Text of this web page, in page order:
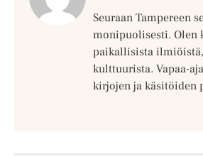
Seuraan Tampereen
monipuolisesti. Olen
paikallisista
kulttuurista. Vapaa-
kirjojen ja käsitöiden